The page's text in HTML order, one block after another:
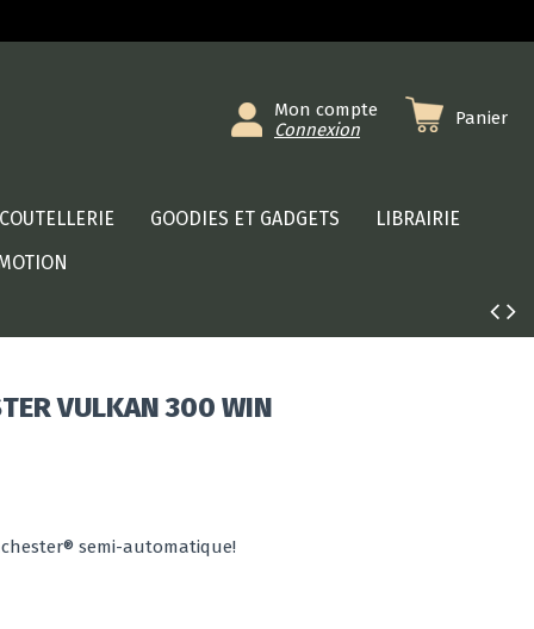
Mon compte
Connexion
Panier
COUTELLERIE GOODIES ET GADGETS
LIBRAIRIE
VULKAN 300 WIN
semi-automatique!